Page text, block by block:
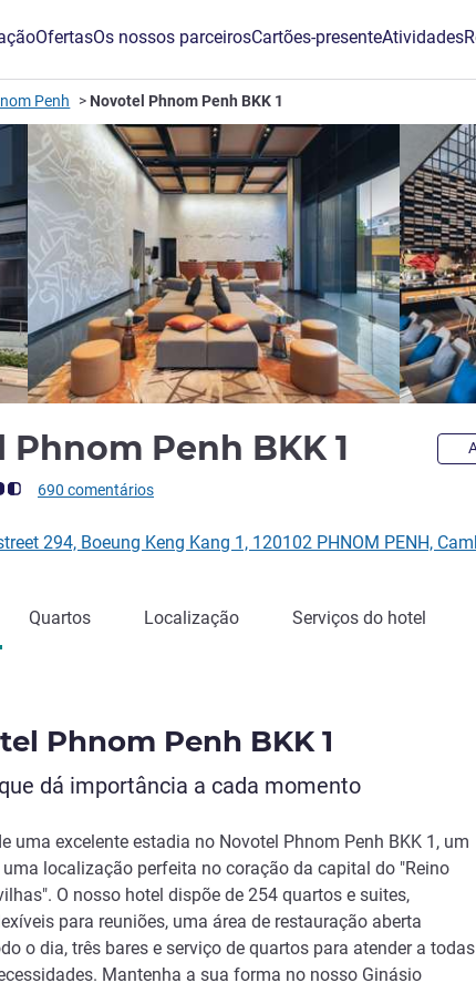
OfertasOs nossos parceirosCartões-presenteAtividades
Penh Novotel Phnom Penh BKK 1
Phnom Penh BKK 1 5
ALL)
690 comentários
294, Boeung Keng Kang 1, 120102 PHNOM PENH,
Quartos Localização Serviços do hotel
Phnom Penh BKK 1
dá importância a cada momento
uma excelente estadia no Novotel Phnom Penh BKK 1, um
localização perfeita no coração da capital do "Reino
O nosso hotel dispõe de 254 quartos e suites,
para reuniões, uma área de restauração aberta
o dia, três bares e serviço de quartos para atender a todas
Mantenha a sua forma no nosso Ginásio